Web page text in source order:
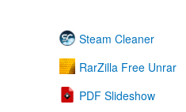
Steam Cleaner
RarZilla Free Unrar
PDF Slideshow